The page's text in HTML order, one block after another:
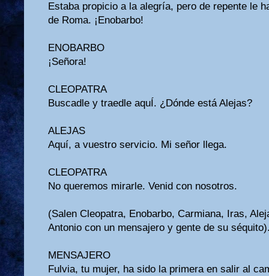
Estaba propicio a la alegría, pero de repente le
de Roma. ¡Enobarbo!
ENOBARBO
¡Señora!
CLEOPATRA
Buscadle y traedle aquÍ. ¿Dónde está Alejas?
ALEJAS
Aquí, a vuestro servicio. Mi señor llega.
CLEOPATRA
No queremos mirarle. Venid con nosotros.
(Salen Cleopatra, Enobarbo, Carmiana, Iras,
Antonio con un mensajero y gente de su
MENSAJERO
Fulvia, tu mujer, ha sido la primera en salir al